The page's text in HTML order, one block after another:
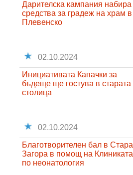
Дарителска кампания набира
средства за градеж на храм в
Плевенско
02.10.2024
Инициативата Капачки за
бъдеще ще гостува в старата
столица
02.10.2024
Благотворителен бал в Стара
Загора в помощ на Клиниката
по неонатология